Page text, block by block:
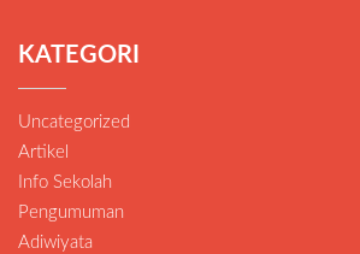
KATEGORI
Uncategorized
Artikel
Info Sekolah
Pengumuman
Adiwiyata